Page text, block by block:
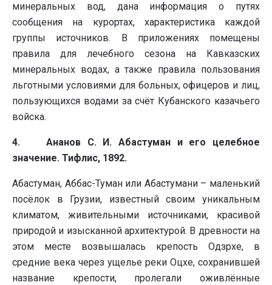
минеральных вод, дана информация о путях
сообщения на курортах, характеристика каждой
группы источников. В приложениях помещены
правила для лечебного сезона на Кавказских
минеральных водах, а также правила пользования
льготными условиями для больных, офицеров и лиц,
пользующихся водами за счёт Кубанского казачьего
войска.
4. Ананов С. И. Абастуман и его целебное
значение. Тифлис, 1892.
Абастуман, Аббас-Туман или Абастумани – маленький
посёлок в Грузии, известный своим уникальным
климатом, живительными источниками, красивой
природой и изысканной архитектурой. В древности на
этом месте возвышалась крепость Одзрхе, в
средние века через ущелье реки Оцхе, сохранившей
название крепости, пролегали оживлённые